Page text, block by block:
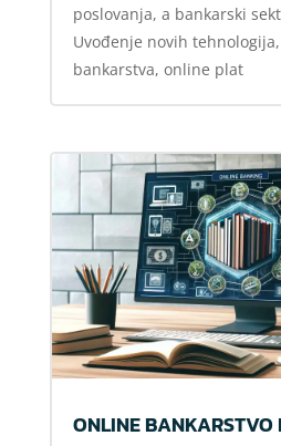
poslovanja, a bankarski
Uvođenje novih
bankarstva, online plat
ONLINE